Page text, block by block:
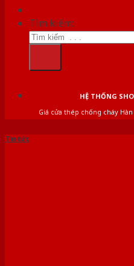
Tìm kiếm:
HỆ THỐNG
Giá cửa thép chống cháy
Tin tức